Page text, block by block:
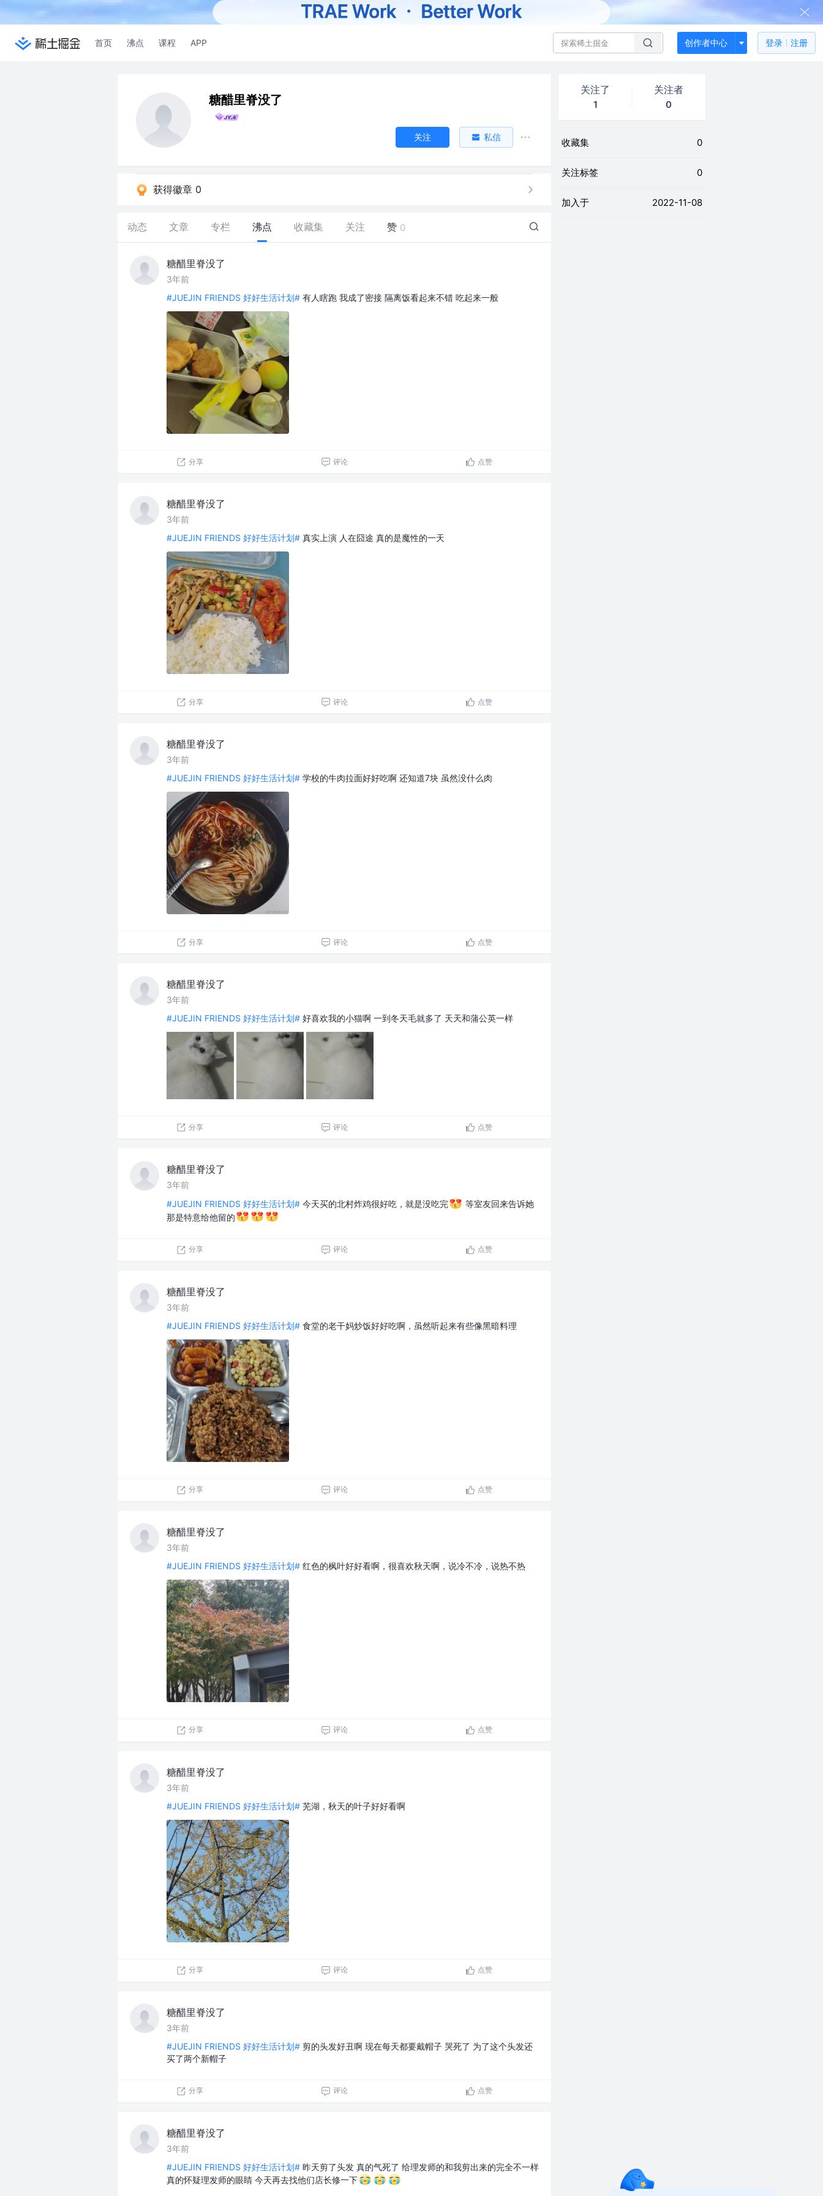
首页 沸点 课程 APP 创作者中心 登录 注册
糖醋里脊没了
关注 私信
获得徽章 0
动态 文章 专栏 沸点 收藏集 关注 赞 0
糖醋里脊没了
3年前
#JUEJIN FRIENDS 好好生活计划# 有人瞎跑 我成了密接 隔离饭看起来不错 吃起来一般
分享 评论 点赞
糖醋里脊没了
3年前
#JUEJIN FRIENDS 好好生活计划# 真实上演 人在囧途 真的是魔性的一天
分享 评论 点赞
糖醋里脊没了
3年前
#JUEJIN FRIENDS 好好生活计划# 学校的牛肉拉面好好吃啊 还知道7块 虽然没什么肉
分享 评论 点赞
糖醋里脊没了
3年前
#JUEJIN FRIENDS 好好生活计划# 好喜欢我的小猫啊 一到冬天毛就多了 天天和蒲公英一样
分享 评论 点赞
糖醋里脊没了
3年前
#JUEJIN FRIENDS 好好生活计划# 今天买的北村炸鸡很好吃，就是没吃完
等室友回来告诉她
那是特意给他留的
分享 评论 点赞
糖醋里脊没了
3年前
#JUEJIN FRIENDS 好好生活计划# 食堂的老干妈炒饭好好吃啊，虽然听起来有些像黑暗料理
分享 评论 点赞
糖醋里脊没了
3年前
#JUEJIN FRIENDS 好好生活计划# 红色的枫叶好好看啊，很喜欢秋天啊，说冷不冷，说热不热
分享 评论 点赞
糖醋里脊没了
3年前
#JUEJIN FRIENDS 好好生活计划# 芜湖，秋天的叶子好好看啊
分享 评论 点赞
糖醋里脊没了
3年前
#JUEJIN FRIENDS 好好生活计划# 剪的头发好丑啊 现在每天都要戴帽子 哭死了 为了这个头发还
买了两个新帽子
分享 评论 点赞
糖醋里脊没了
3年前
#JUEJIN FRIENDS 好好生活计划# 昨天剪了头发 真的气死了 给理发师的和我剪出来的完全不一样
真的怀疑理发师的眼睛 今天再去找他们店长修一下
关注了
1
关注者
0
收藏集 0
关注标签 0
加入于 2022-11-08